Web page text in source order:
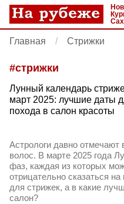
Главная Стрижки
#стрижки
Лунный календарь
март 2025: лучшие даты
похода в салон красоты
Астрологи давно
волос. В марте 2025 года
фаз, каждая из которых
отрицательно сказаться
для стрижек, а в какие
салон?